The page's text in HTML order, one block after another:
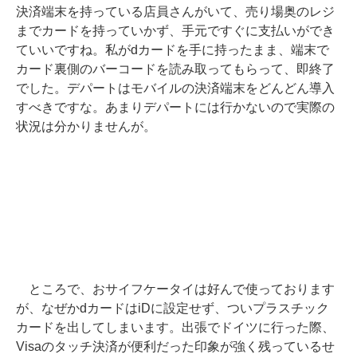
決済端末を持っている店員さんがいて、売り場奥のレジ
までカードを持っていかず、手元ですぐに支払いができ
ていいですね。私がdカードを手に持ったまま、端末で
カード裏側のバーコードを読み取ってもらって、即終了
でした。デパートはモバイルの決済端末をどんどん導入
すべきですな。あまりデパートには行かないので実際の
状況は分かりませんが。
ところで、おサイフケータイは好んで使っております
が、なぜかdカードはiDに設定せず、ついプラスチック
カードを出してしまいます。出張でドイツに行った際、
Visaのタッチ決済が便利だった印象が強く残っているせ